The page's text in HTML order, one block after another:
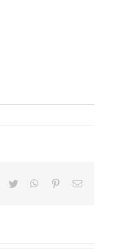
facebooktwitter whatsapppinterestEmail